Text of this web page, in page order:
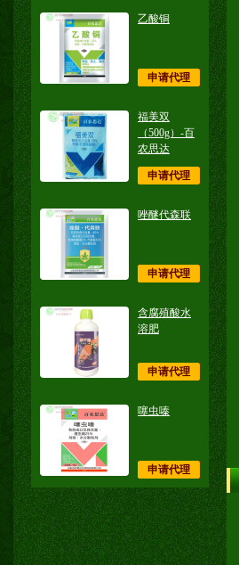
乙酸铜
申请代理
福美双
（500g）-百
农思达
申请代理
唑醚代森联
申请代理
含腐殖酸水
溶肥
申请代理
噻虫嗪
申请代理